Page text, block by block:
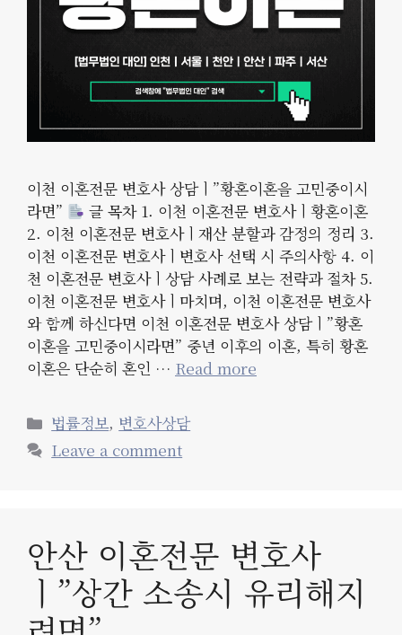
이천 이혼전문 변호사 상담ㅣ”황혼이혼을 고민중이시
라면”
글 목차 1. 이천 이혼전문 변호사ㅣ황혼이혼
2. 이천 이혼전문 변호사ㅣ재산 분할과 감정의 정리 3.
이천 이혼전문 변호사ㅣ변호사 선택 시 주의사항 4. 이
천 이혼전문 변호사ㅣ상담 사례로 보는 전략과 절차 5.
이천 이혼전문 변호사ㅣ마치며, 이천 이혼전문 변호사
와 함께 하신다면 이천 이혼전문 변호사 상담ㅣ”황혼
이혼을 고민중이시라면” 중년 이후의 이혼, 특히 황혼
이혼은 단순히 혼인 … Read more
Categories
법률정보, 변호사상담
Leave a comment
안산 이혼전문 변호사
ㅣ”상간 소송시 유리해지